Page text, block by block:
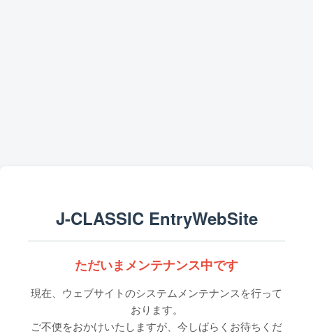
J-CLASSIC EntryWebSite
ただいまメンテナンス中です
現在、ウェブサイトのシステムメンテナンスを行って
おります。
ご不便をおかけいたしますが、今しばらくお待ちくだ